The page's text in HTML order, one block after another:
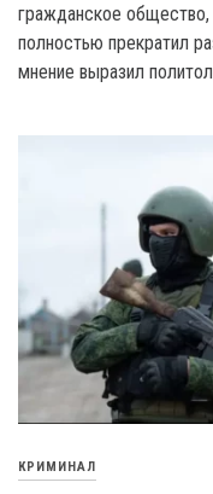
гражданское
полностью прекратил
мнение выразил
КРИМИНАЛ